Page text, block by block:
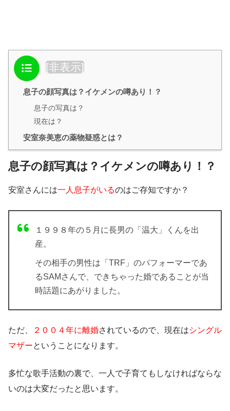
目次 [非表示]
息子の顔写真は？イケメンの噂あり！？
息子の写真は？
現在は？
安室奈美恵の薬物疑惑とは？
息子の顔写真は？イケメンの噂あり！？
安室さんには一人息子がいるのはご存知ですか？
１９９８年の５月に長男の「温大」くんを出
産。
その相手の男性は「TRF」のパフォーマーであ
るSAMさんで、できちゃった婚であることが当
時話題にあがりました。
ただ、 ２００４年に離婚されているので、現在はシングル
マザーということになります。
多忙な歌手活動の裏で、一人で子育てもしなければならな
いのは大変だったと思います。